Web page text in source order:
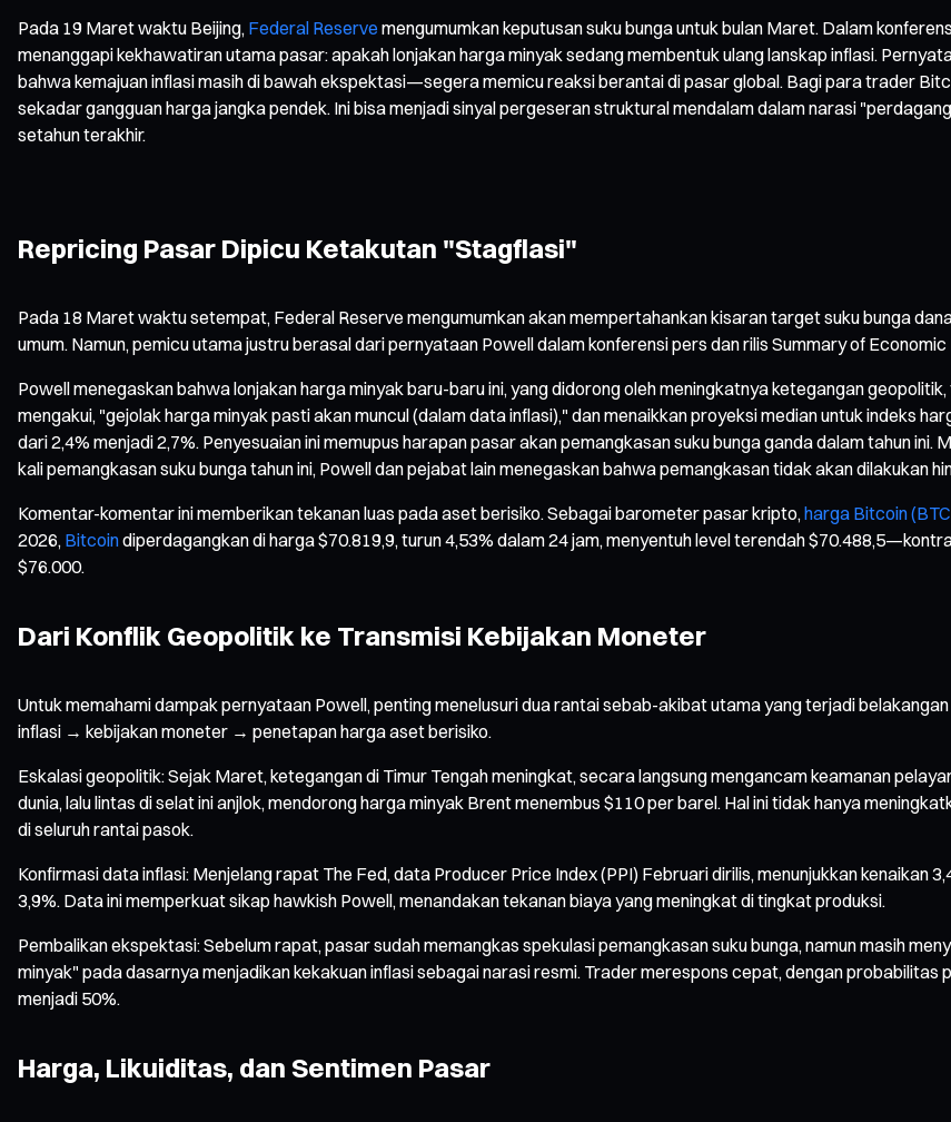
Pada 19 Maret waktu Beijing, Federal Reserve mengumumkan keputusan suku bunga untuk bulan Maret. Dalam
menanggapi kekhawatiran utama pasar: apakah lonjakan harga minyak sedang membentuk ulang lanskap inflasi.
bahwa kemajuan inflasi masih di bawah ekspektasi—segera memicu reaksi berantai di pasar global. Bagi para trader
sekadar gangguan harga jangka pendek. Ini bisa menjadi sinyal pergeseran struktural mendalam dalam narasi
setahun terakhir.
Repricing Pasar Dipicu Ketakutan "Stagflasi"
Pada 18 Maret waktu setempat, Federal Reserve mengumumkan akan mempertahankan kisaran target suku bunga
umum. Namun, pemicu utama justru berasal dari pernyataan Powell dalam konferensi pers dan rilis Summary of
Powell menegaskan bahwa lonjakan harga minyak baru-baru ini, yang didorong oleh meningkatnya ketegangan
mengakui, "gejolak harga minyak pasti akan muncul (dalam data inflasi)," dan menaikkan proyeksi median untuk indeks
dari 2,4% menjadi 2,7%. Penyesuaian ini memupus harapan pasar akan pemangkasan suku bunga ganda dalam tahun
kali pemangkasan suku bunga tahun ini, Powell dan pejabat lain menegaskan bahwa pemangkasan tidak akan dilakukan
Komentar-komentar ini memberikan tekanan luas pada aset berisiko. Sebagai barometer pasar kripto, harga Bitcoin
2026, Bitcoindiperdagangkan di harga $70.819,9, turun 4,53% dalam 24 jam, menyentuh level terendah
$76.000.
Dari Konflik Geopolitik ke Transmisi Kebijakan Moneter
Untuk memahami dampak pernyataan Powell, penting menelusuri dua rantai sebab-akibat utama yang terjadi
inflasi → kebijakan moneter → penetapan harga aset berisiko.
Eskalasi geopolitik: Sejak Maret, ketegangan di Timur Tengah meningkat, secara langsung mengancam keamanan
dunia, lalu lintas di selat ini anjlok, mendorong harga minyak Brent menembus $110 per barel. Hal ini tidak hanya
di seluruh rantai pasok.
Konfirmasi data inflasi: Menjelang rapat The Fed, data Producer Price Index (PPI) Februari dirilis, menunjukkan kenaikan
3,9%. Data ini memperkuat sikap hawkish Powell, menandakan tekanan biaya yang meningkat di tingkat produksi.
Pembalikan ekspektasi: Sebelum rapat, pasar sudah memangkas spekulasi pemangkasan suku bunga, namun masih
minyak" pada dasarnya menjadikan kekakuan inflasi sebagai narasi resmi. Trader merespons cepat, dengan probabilitas
menjadi 50%.
Harga, Likuiditas, dan Sentimen Pasar